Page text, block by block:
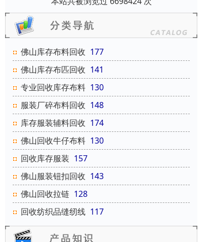
佛山库存布料回收 177
佛山库存布匹回收 141
专业回收库存布料 130
服装厂碎布料回收 148
库存服装辅料回收 174
佛山回收牛仔布料 130
回收库存服装 157
佛山服装钮扣回收 143
佛山回收拉链 128
回收纺织品缝纫线 117